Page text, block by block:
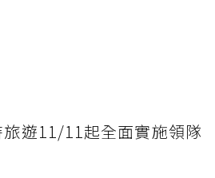
旅遊11/11起全面實施領隊